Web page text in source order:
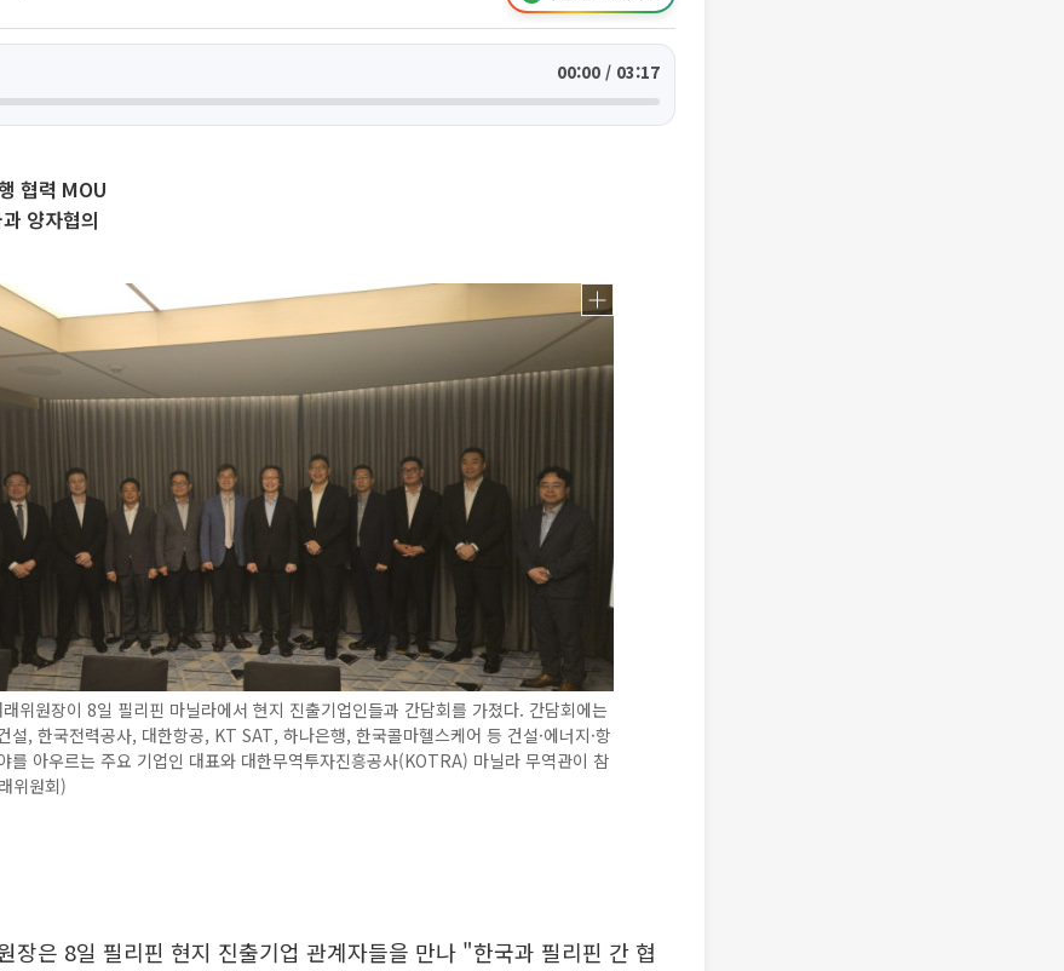
00:00 / 03:17
협력 MOU
양자협의
위원장이 8일 필리핀 마닐라에서 현지 진출기업인들과 간담회를 가졌다. 간담회에는
설, 한국전력공사, 대한항공, KT SAT, 하나은행, 한국콜마헬스케어 등 건설·에너지·항
를 아우르는 주요 기업인 대표와 대한무역투자진흥공사(KOTRA) 마닐라 무역관이 참
위원회)
장은 8일 필리핀 현지 진출기업 관계자들을 만나 "한국과 필리핀 간 협